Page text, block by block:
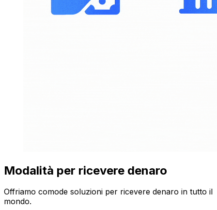
Modalità per ricevere denaro
Offriamo comode soluzioni per ricevere denaro in tutto il
mondo.